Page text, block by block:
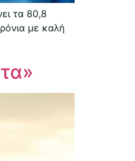
τα 80,8
με καλή